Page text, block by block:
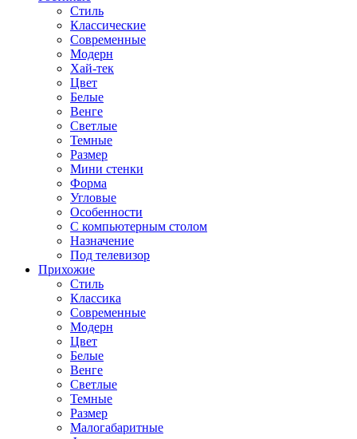
Стиль
Классические
Современные
Модерн
Хай-тек
Цвет
Белые
Венге
Светлые
Темные
Размер
Мини стенки
Форма
Угловые
Особенности
С компьютерным столом
Назначение
Под телевизор
Прихожие
Стиль
Классика
Современные
Модерн
Цвет
Белые
Венге
Светлые
Темные
Размер
Малогабаритные